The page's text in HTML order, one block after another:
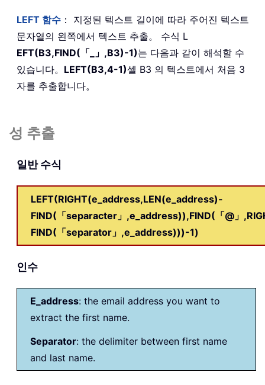
LEFT 함수 ： 지정된 텍스트 길이에 따라 주어진 텍스트
문자열의 왼쪽에서 텍스트 추출。 수식 L
EFT(B3,FIND(「_」,B3)-1)는 다음과 같이 해석할 수
있습니다。 LEFT(B3,4-1)셀 B3 의 텍스트에서 처음 3
자를 추출합니다。
성 추출
일반 수식
LEFT(RIGHT(e_address,LEN(e_address)-
FIND(「separacter」,e_address)),FIND(「@」
FIND(「separator」,e_address)))-1)
인수
E_address: the email address you want to
extract the first name.
Separator: the delimiter between first name
and last name.